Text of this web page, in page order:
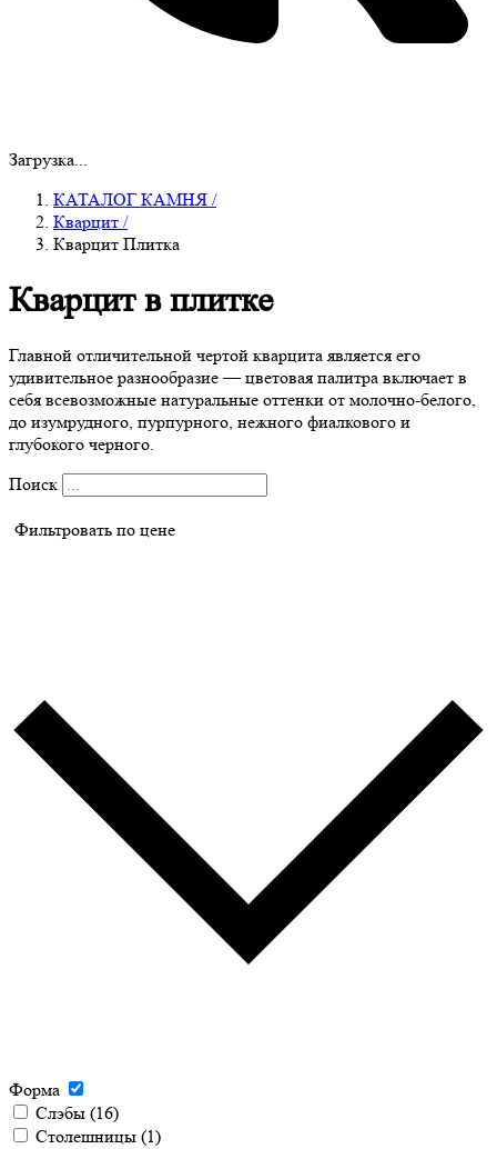
Загрузка...
КАТАЛОГ КАМНЯ /
Кварцит /
Кварцит Плитка
Кварцит в плитке
Главной отличительной чертой кварцита является его
удивительное разнообразие — цветовая палитра включает в
себя всевозможные натуральные оттенки от молочно-белого,
до изумрудного, пурпурного, нежного фиалкового и
глубокого черного.
Поиск
Фильтровать по цене
Форма
Слэбы (16)
Столешницы (1)